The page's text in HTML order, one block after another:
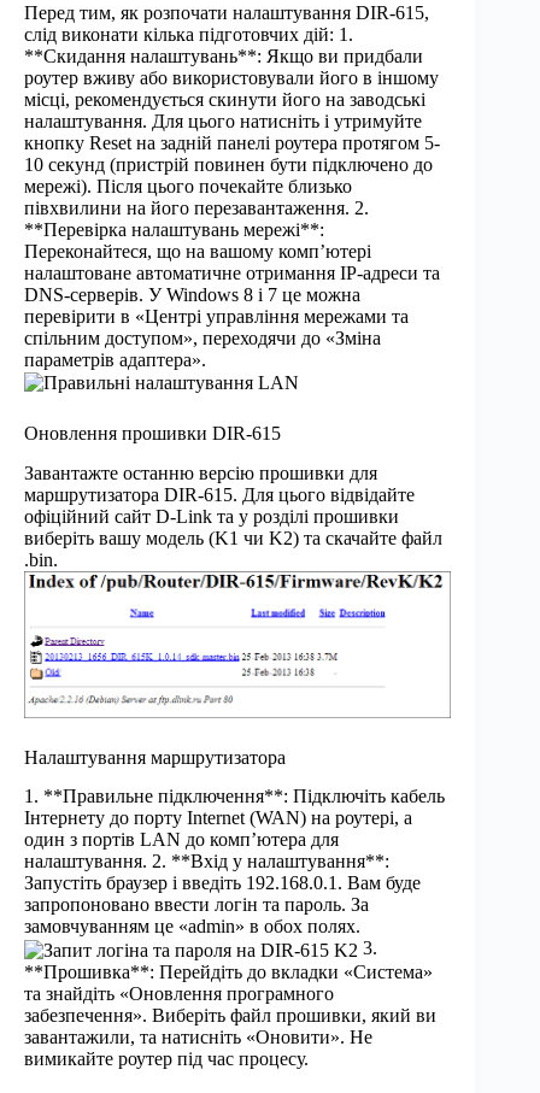
Перед тим, як розпочати налаштування DIR-615,
слід виконати кілька підготовчих дій: 1.
**Скидання налаштувань**: Якщо ви придбали
роутер вживу або використовували його в іншому
місці, рекомендується скинути його на заводські
налаштування. Для цього натисніть і утримуйте
кнопку Reset на задній панелі роутера протягом 5-
10 секунд (пристрій повинен бути підключено до
мережі). Після цього почекайте близько
півхвилини на його перезавантаження. 2.
**Перевірка налаштувань мережі**:
Переконайтеся, що на вашому комп’ютері
налаштоване автоматичне отримання IP-адреси та
DNS-серверів. У Windows 8 і 7 це можна
перевірити в «Центрі управління мережами та
спільним доступом», переходячи до «Зміна
параметрів адаптера».
Оновлення прошивки DIR-615
Завантажте останню версію прошивки для
маршрутизатора DIR-615. Для цього відвідайте
офіційний сайт D-Link та у розділі прошивки
виберіть вашу модель (K1 чи K2) та скачайте файл
.bin.
Налаштування маршрутизатора
1. **Правильне підключення**: Підключіть кабель
Інтернету до порту Internet (WAN) на роутері, а
один з портів LAN до комп’ютера для
налаштування. 2. **Вхід у налаштування**:
Запустіть браузер і введіть 192.168.0.1. Вам буде
запропоновано ввести логін та пароль. За
замовчуванням це «admin» в обох полях.
3.
**Прошивка**: Перейдіть до вкладки «Система»
та знайдіть «Оновлення програмного
забезпечення». Виберіть файл прошивки, який ви
завантажили, та натисніть «Оновити». Не
вимикайте роутер під час процесу.